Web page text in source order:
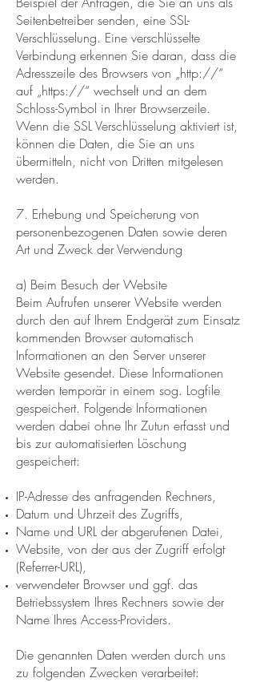
Seitenbetreiber senden, eine SSL-
Verschlüsselung. Eine verschlüsselte
Verbindung erkennen Sie daran, dass die
Adresszeile des Browsers von „http://“
auf „https://“ wechselt und an dem
Schloss-Symbol in Ihrer Browserzeile.
Wenn die SSL Verschlüsselung aktiviert ist,
können die Daten, die Sie an uns
übermitteln, nicht von Dritten mitgelesen
werden.
7. Erhebung und Speicherung von
personenbezogenen Daten sowie deren
Art und Zweck der Verwendung
a) Beim Besuch der Website
Beim Aufrufen unserer Website werden
durch den auf Ihrem Endgerät zum Einsatz
kommenden Browser automatisch
Informationen an den Server unserer
Website gesendet. Diese Informationen
werden temporär in einem sog. Logfile
gespeichert. Folgende Informationen
werden dabei ohne Ihr Zutun erfasst und
bis zur automatisierten Löschung
gespeichert:
IP-Adresse des anfragenden Rechners,
Datum und Uhrzeit des Zugriffs,
Name und URL der abgerufenen Datei,
Website, von der aus der Zugriff erfolgt
(Referrer-URL),
verwendeter Browser und ggf. das
Betriebssystem Ihres Rechners sowie der
Name Ihres Access-Providers.
Die genannten Daten werden durch uns
zu folgenden Zwecken verarbeitet: